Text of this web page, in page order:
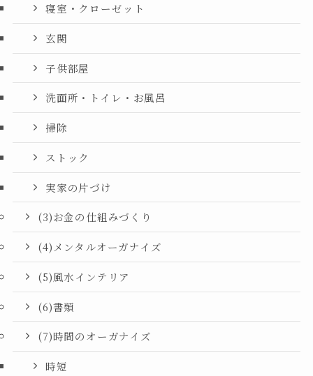
寝室・クローゼット
玄関
子供部屋
洗面所・トイレ・お風呂
掃除
ストック
実家の片づけ
(3)お金の仕組みづくり
(4)メンタルオーガナイズ
(5)風水インテリア
(6)書類
(7)時間のオーガナイズ
時短